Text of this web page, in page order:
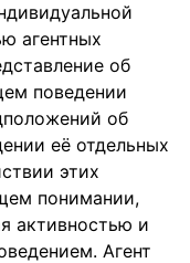
агентных
об
поведении
об
её отдельных
этих
понимании,
активностью и
Агент